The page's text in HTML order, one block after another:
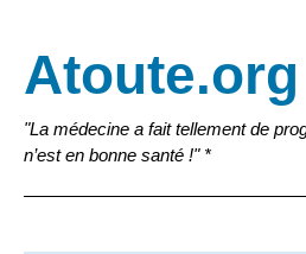
Atoute.org
"La médecine a fait tellement de
n’est en bonne santé !" *